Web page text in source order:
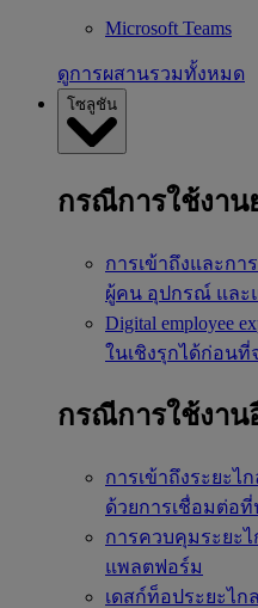
Microsoft Teams
ดูการผสานรวมทั้งหมด
โซลูชัน
กรณีการใช้งาน
การเข้าถึงและก
ผู้คน อุปกรณ์ และ
Digital employee
ในเชิงรุกได้ก่อน
กรณีการใช้งาน
การเข้าถึงระยะไก
ด้วยการเชื่อมต่อ
การควบคุมระยะไ
แพลตฟอร์ม
เดสก์ท็อประยะไกล